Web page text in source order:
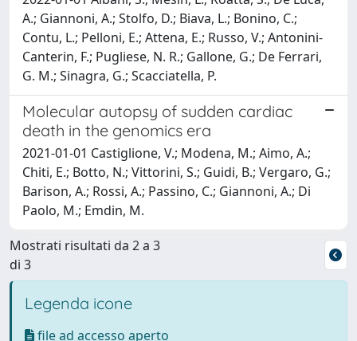
A.; Giannoni, A.; Stolfo, D.; Biava, L.; Bonino, C.;
Contu, L.; Pelloni, E.; Attena, E.; Russo, V.; Antonini-
Canterin, F.; Pugliese, N. R.; Gallone, G.; De Ferrari,
G. M.; Sinagra, G.; Scacciatella, P.
Molecular autopsy of sudden cardiac
death in the genomics era
2021-01-01 Castiglione, V.; Modena, M.; Aimo, A.;
Chiti, E.; Botto, N.; Vittorini, S.; Guidi, B.; Vergaro, G.;
Barison, A.; Rossi, A.; Passino, C.; Giannoni, A.; Di
Paolo, M.; Emdin, M.
Mostrati risultati da 2 a 3
di 3
Legenda icone
file ad accesso aperto